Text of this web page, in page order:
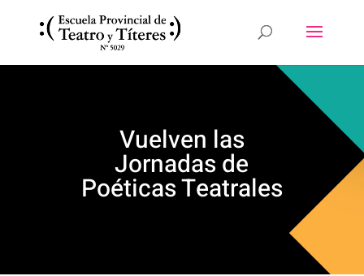
Vuelven las
Jornadas de
Poéticas Teatrales